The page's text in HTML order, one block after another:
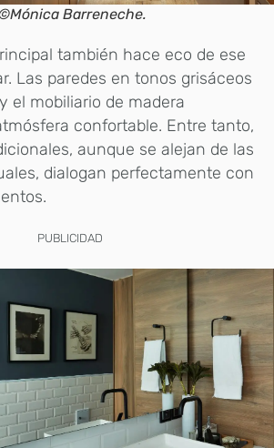
Barreneche.
también hace eco de ese
Las paredes en tonos grisáceos
el mobiliario de madera
confortable. Entre tanto,
aunque se alejan de las
dialogan perfectamente con
PUBLICIDAD